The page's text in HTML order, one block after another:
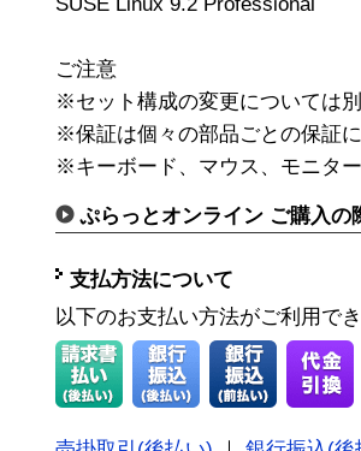
ご注意
※セット構成の変更については
※保証は個々の部品ごとの保証
※キーボード、マウス、モニタ
ぷらっとオンライン ご購入の
支払方法について
以下のお支払い方法がご利用で